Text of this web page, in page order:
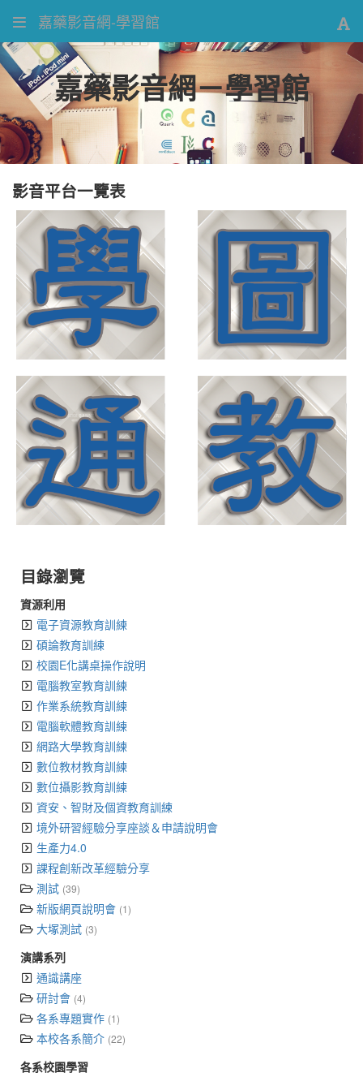
嘉藥影音網-學習館
嘉藥影音網－學習館
影音平台一覽表
目錄瀏覽
資源利用
電子資源教育訓練
碩論教育訓練
校園E化講桌操作說明
電腦教室教育訓練
作業系統教育訓練
電腦軟體教育訓練
網路大學教育訓練
數位教材教育訓練
數位攝影教育訓練
資安、智財及個資教育訓練
境外研習經驗分享座談＆申請說明會
生產力4.0
課程創新改革經驗分享
測試 (39)
新版網頁說明會 (1)
大塚測試 (3)
演講系列
通識講座
研討會 (4)
各系專題實作 (1)
本校各系簡介 (22)
各系校園學習